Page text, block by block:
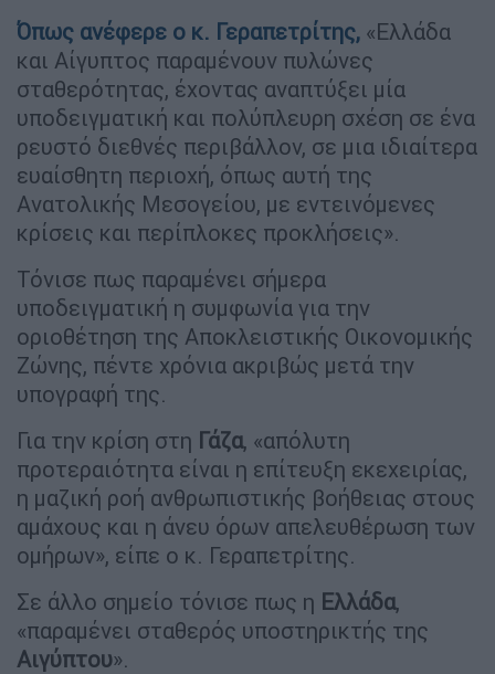
Όπως ανέφερε ο κ. Γεραπετρίτης, «Ελλάδα
και Αίγυπτος παραμένουν πυλώνες
σταθερότητας, έχοντας αναπτύξει μία
υποδειγματική και πολύπλευρη σχέση σε ένα
ρευστό διεθνές περιβάλλον, σε μια ιδιαίτερα
ευαίσθητη περιοχή, όπως αυτή της
Ανατολικής Μεσογείου, με εντεινόμενες
κρίσεις και περίπλοκες προκλήσεις».
Τόνισε πως παραμένει σήμερα
υποδειγματική η συμφωνία για την
οριοθέτηση της Αποκλειστικής Οικονομικής
Ζώνης, πέντε χρόνια ακριβώς μετά την
υπογραφή της.
Για την κρίση στη Γάζα, «απόλυτη
προτεραιότητα είναι η επίτευξη εκεχειρίας,
η μαζική ροή ανθρωπιστικής βοήθειας στους
αμάχους και η άνευ όρων απελευθέρωση των
ομήρων», είπε ο κ. Γεραπετρίτης.
Σε άλλο σημείο τόνισε πως η Ελλάδα,
«παραμένει σταθερός υποστηρικτής της
Αιγύπτου».